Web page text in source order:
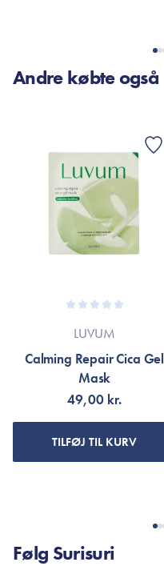
Andre købte også
LUVUM
Calming Repair Cica Gel
Mask
49,00 kr.
TILFØJ TIL KURV
Følg Surisuri